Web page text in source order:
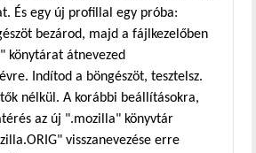
És egy új profillal egy próba:
bezárod, majd a fájlkezelőben
könytárat átnevezed
Indítod a böngészöt, tesztelsz.
nélkül. A korábbi beállításokra,
az új ".mozilla" könyvtár
visszanevezése erre